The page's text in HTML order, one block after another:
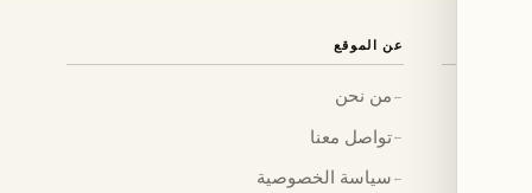
عن الموقع
← من نحن
←تواصل معنا
← سياسة الخصوصية